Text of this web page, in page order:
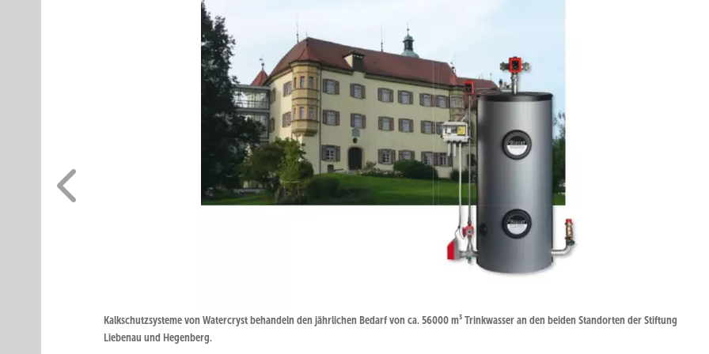
Kalkschutzsysteme von Watercryst behandeln den jährlichen Bedarf von ca. 56000 m³ Trinkwasser an den beiden Standorten der Stiftung
Liebenau und Hegenberg.